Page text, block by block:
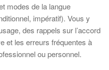
modes de la langue
impératif). Vous y
des rappels sur l’accord
et les erreurs fréquentes à
ou personnel.